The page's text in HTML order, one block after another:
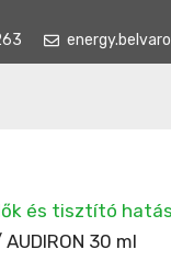
és tisztító
30 ml